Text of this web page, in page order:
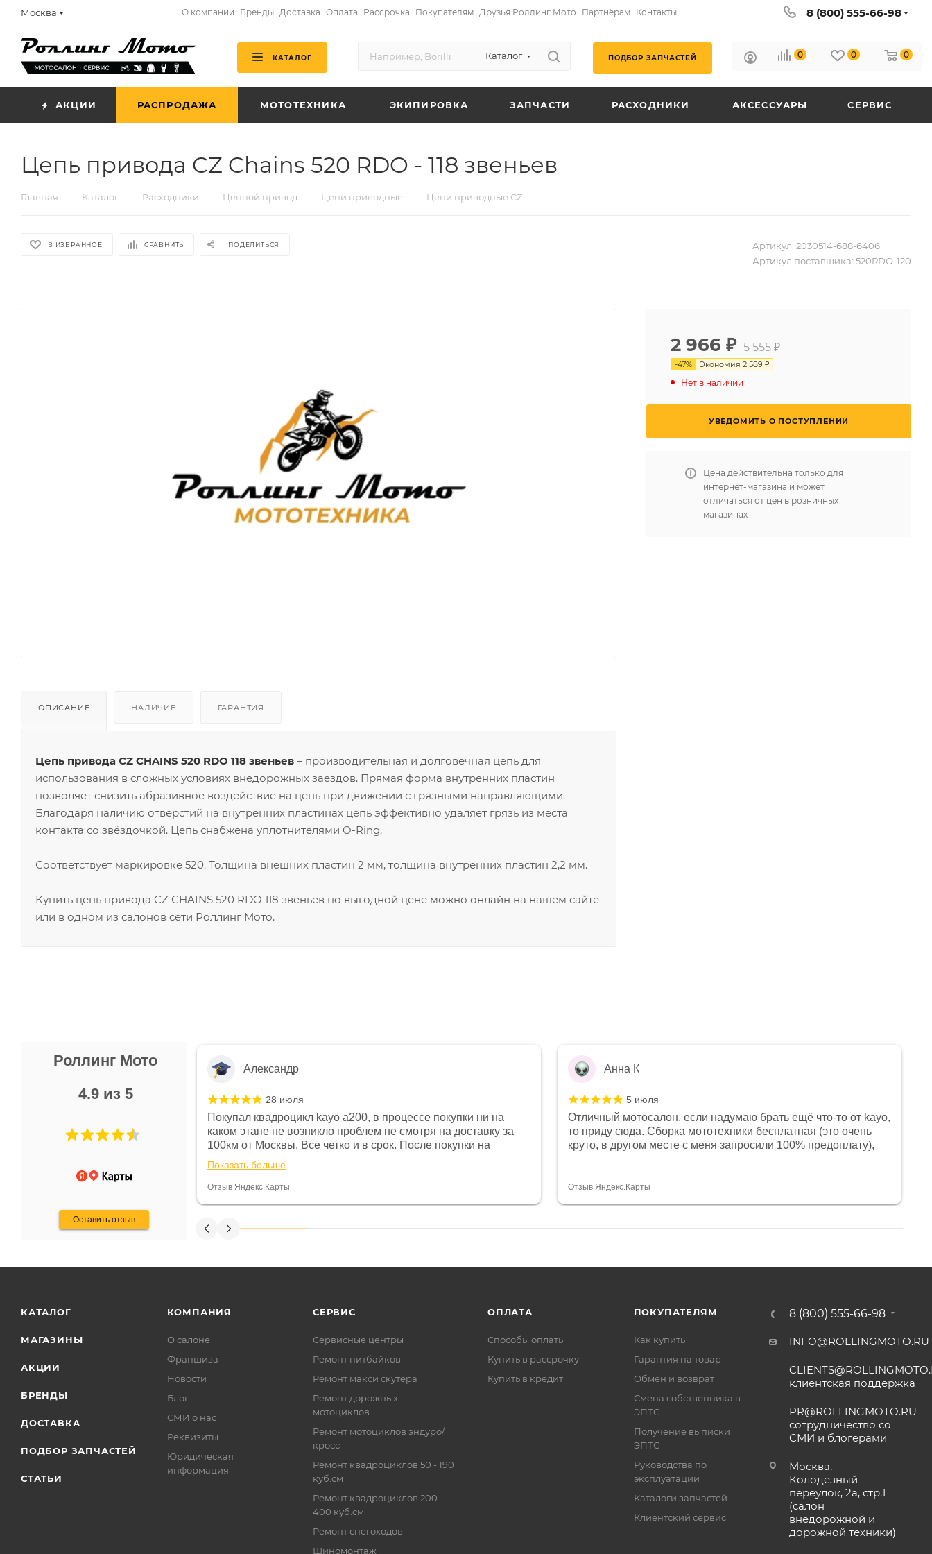
Москва О компании Бренды Доставка Оплата Рассрочка Покупателям Друзья Роллинг Мото Партнёрам Контакты 8 (800) 555-66-98
КАТАЛОГ Каталог ПОДБОР ЗАПЧАСТЕЙ 0 0 0
АКЦИИ РАСПРОДАЖА МОТОТЕХНИКА ЭКИПИРОВКА ЗАПЧАСТИ РАСХОДНИКИ АКСЕССУАРЫ СЕРВИС
Цепь привода CZ Chains 520 RDO - 118 звеньев
Главная — Каталог — Расходники — Цепной привод — Цепи приводные — Цепи приводные CZ
В ИЗБРАННОЕ СРАВНИТЬ ПОДЕЛИТЬСЯ Артикул: 2030514-688-6406
Артикул поставщика: 520RDO-120
ОПИСАНИЕ НАЛИЧИЕ ГАРАНТИЯ
Цепь привода CZ CHAINS 520 RDO 118 звеньев – производительная и долговечная цепь для
использования в сложных условиях внедорожных заездов. Прямая форма внутренних пластин
позволяет снизить абразивное воздействие на цепь при движении с грязными направляющими.
Благодаря наличию отверстий на внутренних пластинах цепь эффективно удаляет грязь из места
контакта со звёздочкой. Цепь снабжена уплотнителями O-Ring.
Соответствует маркировке 520. Толщина внешних пластин 2 мм, толщина внутренних пластин 2,2 мм.
Купить цепь привода CZ CHAINS 520 RDO 118 звеньев по выгодной цене можно онлайн на нашем сайте
или в одном из салонов сети Роллинг Мото.
2 966 ₽ 5 555 ₽
-47% Экономия 2 589 ₽
Нет в наличии
УВЕДОМИТЬ О ПОСТУПЛЕНИИ
Цена действительна только для
интернет-магазина и может
отличаться от цен в розничных
магазинах
Роллинг Мото
4.9 из 5
Оставить отзыв
Не понравились условия
и дают только на год)
Александр
28 июля
Покупал квадроцикл kayo a200, в процессе покупки ни на
каком этапе не возникло проблем не смотря на доставку за
100км от Москвы. Все четко и в срок. После покупки на
спидометре всегда был 0, при этом представители магазина
постоянно были на связи и в итоге проблема была решена.
Считаю, что это говорит о небезразличии к клиенту после
Показать больше
Отзыв Яндекс.Карты
Анна К
5 июля
Отличный мотосалон, если надумаю брать ещё что-то от kayo,
то приду сюда. Сборка мототехники бесплатная (это очень
круто, в другом месте с меня запросили 100% предоплату),
спасибо отдельное, всегда на связи, очень детально всё
Отзыв Яндекс.Карты
КАТАЛОГ
МАГАЗИНЫ
АКЦИИ
БРЕНДЫ
ДОСТАВКА
ПОДБОР ЗАПЧАСТЕЙ
СТАТЬИ
КОМПАНИЯ
О салоне
Франшиза
Новости
Блог
СМИ о нас
Реквизиты
Юридическая
информация
СЕРВИС
Сервисные центры
Ремонт питбайков
Ремонт макси скутера
Ремонт дорожных
мотоциклов
Ремонт мотоциклов эндуро/
кросс
Ремонт квадроциклов 50 - 190
куб.см
Ремонт квадроциклов 200 -
400 куб.см
Ремонт снегоходов
Шиномонтаж
ОПЛАТА
Способы оплаты
Купить в рассрочку
Купить в кредит
ПОКУПАТЕЛЯМ
Как купить
Гарантия на товар
Обмен и возврат
Смена собственника в
ЭПТС
Получение выписки
ЭПТС
Руководства по
эксплуатации
Каталоги запчастей
Клиентский сервис
8 (800) 555-66-98
INFO@ROLLINGMOTO.RU
клиентская поддержка
PR@ROLLINGMOTO.RU
сотрудничество со
СМИ и блогерами
Москва,
Колодезный
переулок, 2а, стр.1
(салон
внедорожной и
дорожной техники)